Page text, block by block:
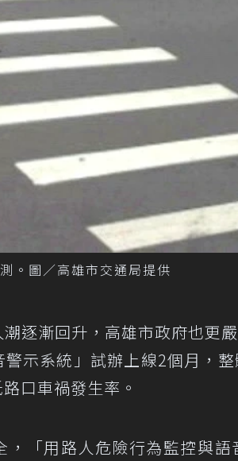
。圖／高雄市交通局提供
逐漸回升，高雄市政府也更
警示系統」試辦上線2個月，
口車禍發生率。
「用路人危險行為監控與